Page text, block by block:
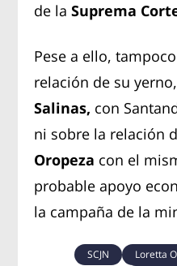
de laSuprema
Pese a ello,
relación de su
Salinas, con
ni sobre la relación
Oropeza con el
probable apoyo
la campaña de la
SCJN Loretta